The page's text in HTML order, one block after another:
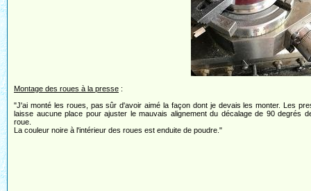
Montage des roues à la presse :
"J'ai monté les roues, pas sûr d'avoir aimé la façon dont je devais les monter. Les
laisse aucune place pour ajuster le mauvais alignement du décalage de 90 degrés
roue.
La couleur noire à l'intérieur des roues est enduite de poudre."